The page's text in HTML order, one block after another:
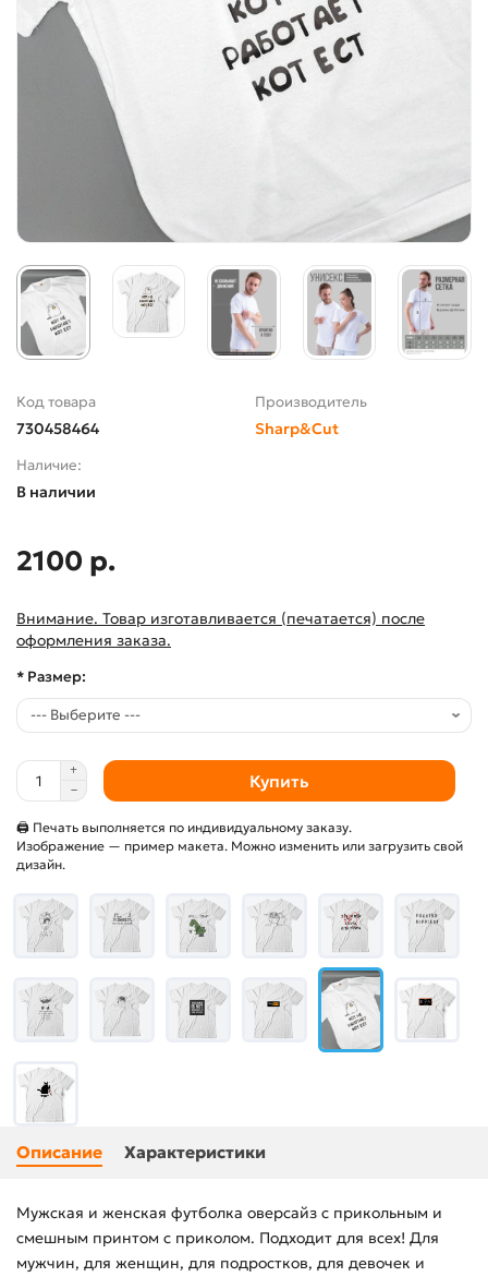
Код товара
730458464
Производитель
Sharp&Cut
Наличие:
В наличии
2100 р.
Внимание. Товар изготавливается (печатается) после
оформления заказа.
* Размер:
Купить
🖨 Печать выполняется по индивидуальному заказу.
Изображение — пример макета. Можно изменить или загрузить свой
дизайн.
Описание Характеристики
Мужская и женская футболка оверсайз с прикольным и
смешным принтом с приколом. Подходит для всех! Для
мужчин, для женщин, для подростков, для девочек и